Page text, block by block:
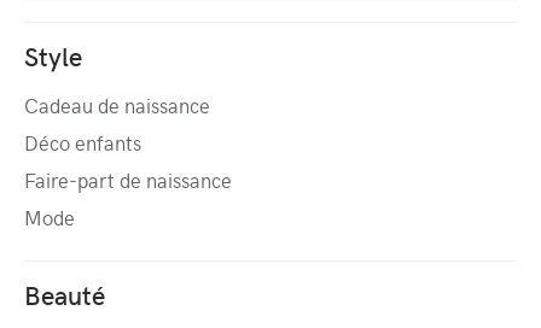
Style
Cadeau de naissance
Déco enfants
Faire-part de naissance
Mode
Beauté